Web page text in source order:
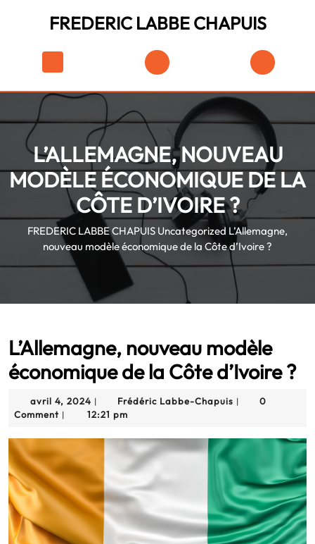
FREDERIC LABBE CHAPUIS
Shopping
Cart
L’ALLEMAGNE, NOUVEAU
MODÈLE ÉCONOMIQUE DE LA
CÔTE D’IVOIRE ?
FREDERIC LABBE CHAPUIS Uncategorized L’Allemagne,
nouveau modèle économique de la Côte d’Ivoire ?
L’Allemagne, nouveau modèle
économique de la Côte d’Ivoire ?
avril 4, 2024 avril
4,
| Frédéric Labbe-Chapuis Frédéric
|
0
Comment | 12:21 pm